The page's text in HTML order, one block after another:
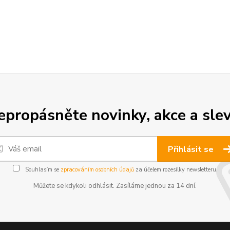
novinky, akce a
Přihlásit se
Souhlasím se zpracováním osobních údajůza účelem rozesílky newsletteru.
Můžete se kdykoli odhlásit. Zasíláme jednou za 14 dní.